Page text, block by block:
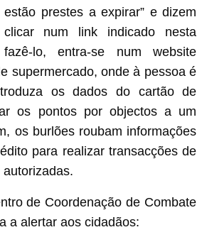
prestes a expirar” e dizem
num link indicado nesta
lo, entra-se num website
supermercado, onde à pessoa é
os dados do cartão de
os pontos por objectos a um
os burlões roubam informações
para realizar transacções de
de Coordenação de Combate
a alertar aos cidadãos: